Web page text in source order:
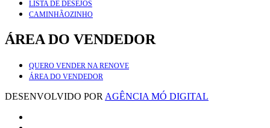
LISTA DE DESEJOS
CAMINHÃOZINHO
ÁREA DO VENDEDOR
QUERO VENDER NA RENOVE
ÁREA DO VENDEDOR
DESENVOLVIDO POR AGÊNCIA MÓ DIGITAL